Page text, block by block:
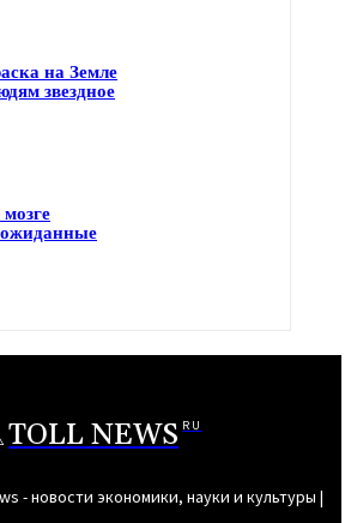
на Земле
звездное
TOLL NEWS RU
- новости экономики, науки и культуры |